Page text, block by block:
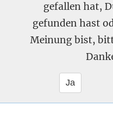
gefallen hat,
gefunden hast
Meinung bist,